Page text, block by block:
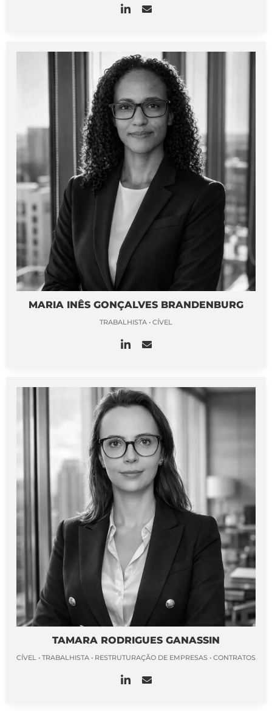
MARIA INÊS GONÇALVES BRANDENBURG
TRABALHISTA • CÍVEL
TAMARA RODRIGUES GANASSIN
CÍVEL • TRABALHISTA • RESTRUTURAÇÃO DE EMPRESAS • CONTRATOS